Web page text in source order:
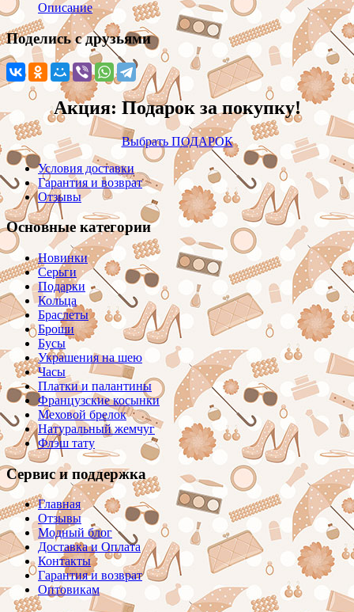
Описание
Поделись с друзьями
Акция: Подарок за покупку!
Выбрать ПОДАРОК
Условия доставки
Гарантия и возврат
Отзывы
Основные категории
Новинки
Серьги
Подарки
Кольца
Браслеты
Броши
Бусы
Украшения на шею
Часы
Платки и палантины
Французские косынки
Меховой брелок
Натуральный жемчуг
Флэш тату
Сервис и поддержка
Главная
Отзывы
Модный блог
Доставка и Оплата
Контакты
Гарантия и возврат
Оптовикам